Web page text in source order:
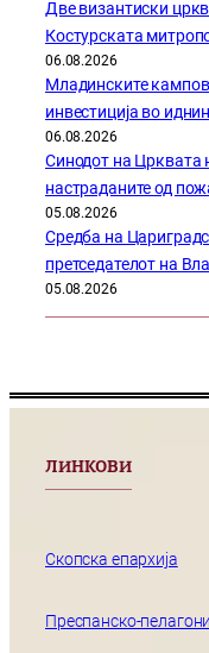
Две византиски
Костурската
06.08.2026
Младинските
инвестиција во
06.08.2026
Синодот на Црквата
настраданите од
05.08.2026
Средба на
претседателот на
05.08.2026
ЛИНКОВИ
Скопска епархија
Преспанско-